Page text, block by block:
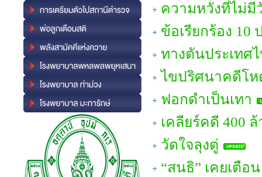
ความหวังที่ไม่มี
ข้อเรียกร้อง 10
ทางตันประเทศ
ไขปริศนาคดีโ
ฟอกดำเป็นเทา
เคลียร์คดี 400
วัดใจลุงตู่
“สนธิ” เคยเตือ